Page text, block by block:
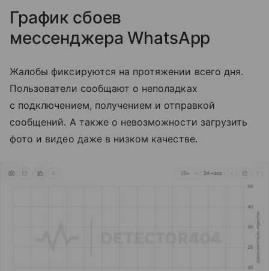
График сбоев
мессенджера WhatsApp
Жалобы фиксируются на протяжении всего дня.
Пользователи сообщают о неполадках
с подключением, получением и отправкой
сообщений. А также о невозможности загрузить
фото и видео даже в низком качестве.